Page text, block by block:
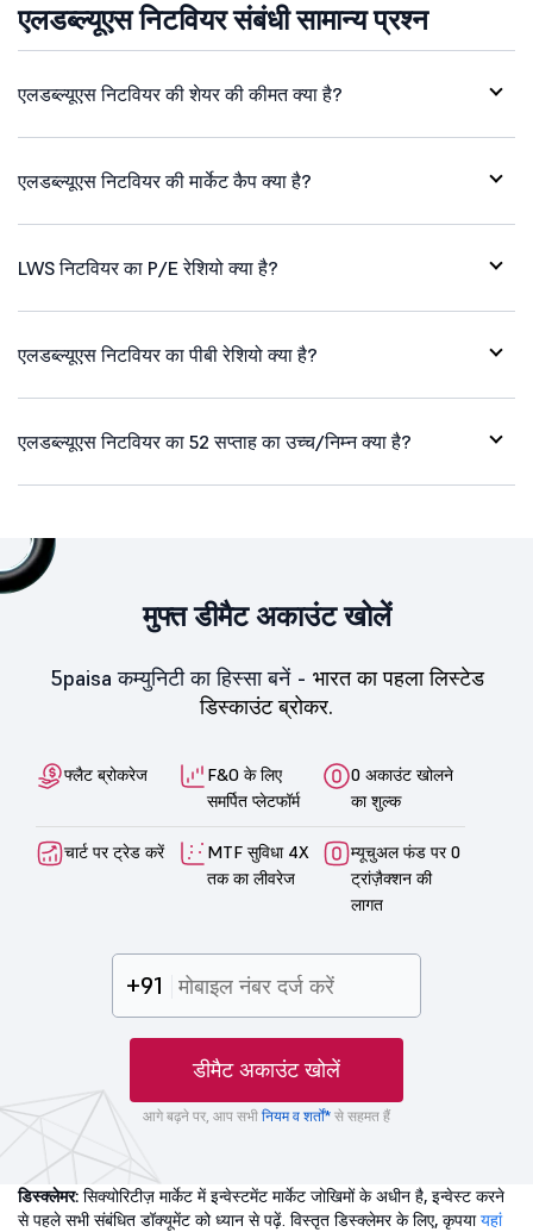
एलडब्ल्यूएस निटवियर संबंधी सामान्य प्रश्न
एलडब्ल्यूएस निटवियर की शेयर की कीमत क्या है?
एलडब्ल्यूएस निटवियर की मार्केट कैप क्या है?
LWS निटवियर का P/E रेशियो क्या है?
एलडब्ल्यूएस निटवियर का पीबी रेशियो क्या है?
एलडब्ल्यूएस निटवियर का 52 सप्ताह का उच्च/निम्न क्या है?
मुफ्त डीमैट अकाउंट खोलें
5paisa कम्युनिटी का हिस्सा बनें - भारत का पहला लिस्टेड
डिस्काउंट ब्रोकर.
फ्लैट ब्रोकरेज
F&O के लिए
समर्पित प्लेटफॉर्म
0 अकाउंट खोलने
का शुल्क
चार्ट पर ट्रेड करें
MTF सुविधा 4X
तक का लीवरेज
म्यूचुअल फंड पर 0
ट्रांज़ैक्शन की
लागत
+91
डीमैट अकाउंट खोलें
आगे बढ़ने पर, आप सभी नियम व शर्तों* से सहमत हैं
डिस्क्लेमर: सिक्योरिटीज़ मार्केट में इन्वेस्टमेंट मार्केट जोखिमों के अधीन है, इन्वेस्ट करने
से पहले सभी संबंधित डॉक्यूमेंट को ध्यान से पढ़ें. विस्तृत डिस्क्लेमर के लिए, कृपयायहां